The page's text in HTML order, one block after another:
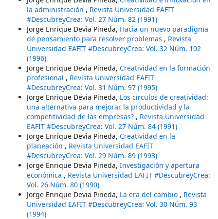
la administración , Revista Universidad EAFIT
#DescubreyCrea: Vol. 27 Núm. 82 (1991)
Jorge Enrique Devia Pineda, Hacia un nuevo paradigma
de pensamiento para resolver problemas , Revista
Universidad EAFIT #DescubreyCrea: Vol. 32 Núm. 102
(1996)
Jorge Enrique Devia Pineda, Creatividad en la formación
profesional , Revista Universidad EAFIT
#DescubreyCrea: Vol. 31 Núm. 97 (1995)
Jorge Enrique Devia Pineda, Los círculos de creatividad:
una alternativa para mejorar la productividad y la
competitividad de las empresas? , Revista Universidad
EAFIT #DescubreyCrea: Vol. 27 Núm. 84 (1991)
Jorge Enrique Devia Pineda, Creatividad en la
planeación , Revista Universidad EAFIT
#DescubreyCrea: Vol. 29 Núm. 89 (1993)
Jorge Enrique Devia Pineda, Investigación y apertura
económica , Revista Universidad EAFIT #DescubreyCrea:
Vol. 26 Núm. 80 (1990)
Jorge Enrique Devia Pineda, La era del cambio , Revista
Universidad EAFIT #DescubreyCrea: Vol. 30 Núm. 93
(1994)